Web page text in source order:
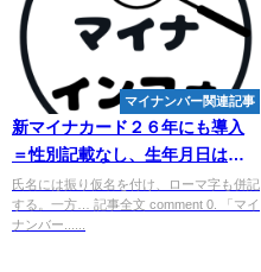
マイナンバー関連記事
新マイナカード２６年にも導入
＝性別記載なし、生年月日は西
暦―呼称変更も検討・政府
氏名には振り仮名を付け、ローマ字も併記
する。一方… 記事全文 comment 0. 「マイ
ナンバー......